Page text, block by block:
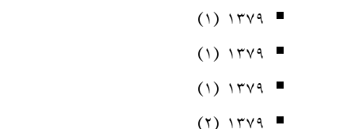
۱۳۷۹ (۱)
۱۳۷۹ (۱)
۱۳۷۹ (۱)
۱۳۷۹ (۲)